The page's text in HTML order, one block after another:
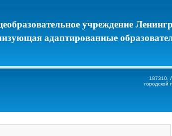
учреждение
адаптированные
187310,
городской